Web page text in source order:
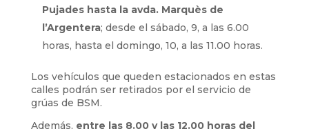
Pujades hasta la avda. Marquès de
l’Argentera; desde el sábado, 9, a las 6.00
horas, hasta el domingo, 10, a las 11.00 horas.
Los vehículos que queden estacionados en estas
calles podrán ser retirados por el servicio de
grúas de BSM.
Además, entre las 8.00 y las 12.00 horas del